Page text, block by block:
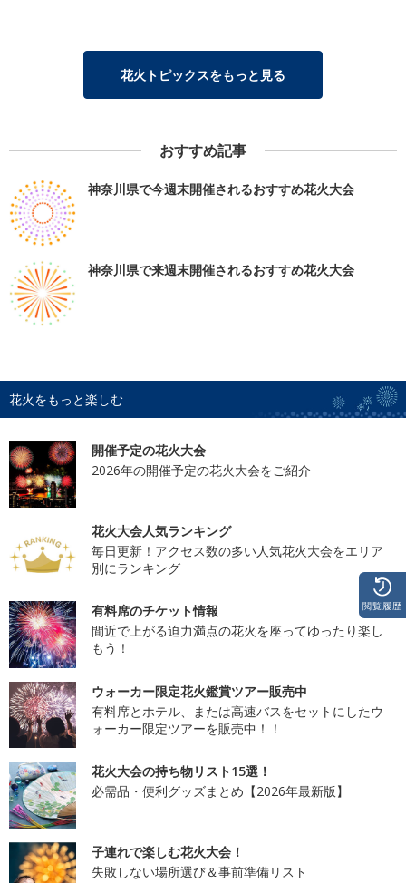
花火トピックスをもっと見る
おすすめ記事
神奈川県で今週末開催されるおすすめ花火大会
神奈川県で来週末開催されるおすすめ花火大会
花火をもっと楽しむ
開催予定の花火大会
2026年の開催予定の花火大会をご紹介
花火大会人気ランキング
毎日更新！アクセス数の多い人気花火大会をエリア
別にランキング
有料席のチケット情報
間近で上がる迫力満点の花火を座ってゆったり楽し
もう！
ウォーカー限定花火鑑賞ツアー販売中
有料席とホテル、または高速バスをセットにしたウ
ォーカー限定ツアーを販売中！！
花火大会の持ち物リスト15選！
必需品・便利グッズまとめ【2026年最新版】
子連れで楽しむ花火大会！
失敗しない場所選び＆事前準備リスト
閲覧履歴